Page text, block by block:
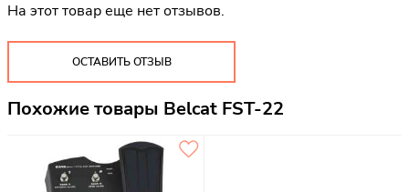
На этот товар еще нет отзывов.
ОСТАВИТЬ ОТЗЫВ
Похожие товары Belcat FST-22